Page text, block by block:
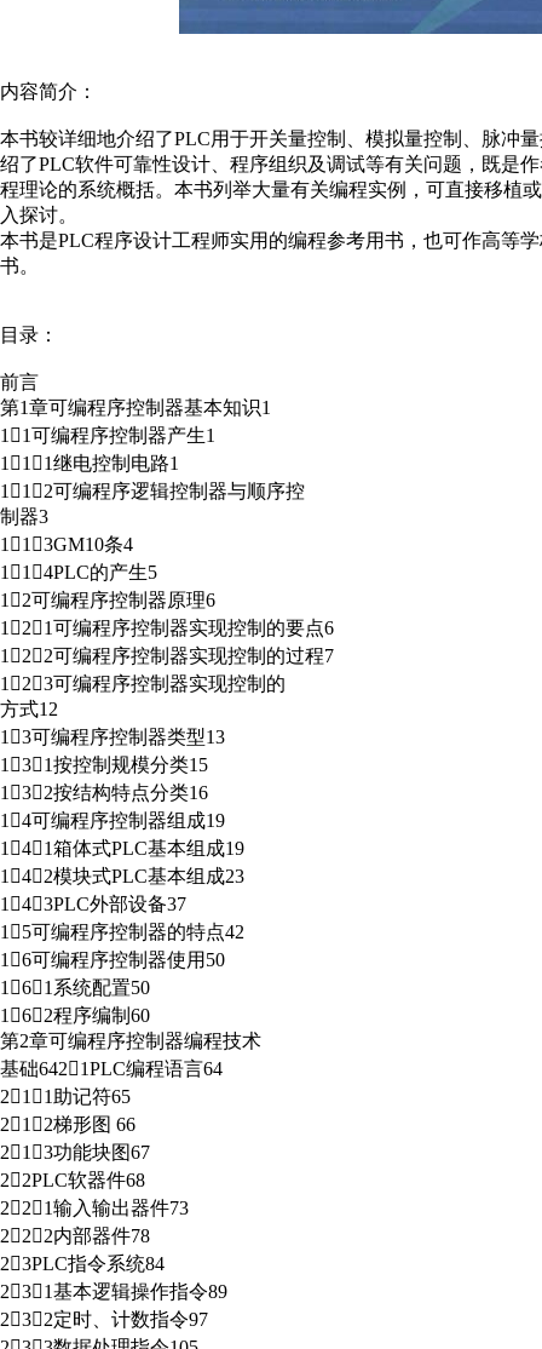
内容简介：
本书较详细地介绍了PLC用于开关量控制、模拟量控制、脉冲
绍了PLC软件可靠性设计、程序组织及调试等有关问题，既是
程理论的系统概括。本书列举大量有关编程实例，可直接移植
入探讨。
本书是PLC程序设计工程师实用的编程参考用书，也可作高等
书。
目录：
前言
第1章可编程序控制器基本知识1
11可编程序控制器产生1
111继电控制电路1
112可编程序逻辑控制器与顺序控
制器3
113GM10条4
114PLC的产生5
12可编程序控制器原理6
121可编程序控制器实现控制的要点6
122可编程序控制器实现控制的过程7
123可编程序控制器实现控制的
方式12
13可编程序控制器类型13
131按控制规模分类15
132按结构特点分类16
14可编程序控制器组成19
141箱体式PLC基本组成19
142模块式PLC基本组成23
143PLC外部设备37
15可编程序控制器的特点42
16可编程序控制器使用50
161系统配置50
162程序编制60
第2章可编程序控制器编程技术
基础6421PLC编程语言64
211助记符65
212梯形图 66
213功能块图67
22PLC软器件68
221输入输出器件73
222内部器件78
23PLC指令系统84
231基本逻辑操作指令89
232定时、计数指令97